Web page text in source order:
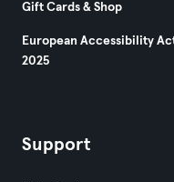
Gift Cards & Shop
European Accessibility
2025
Support